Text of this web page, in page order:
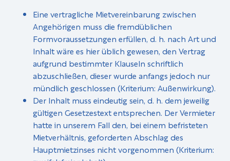
Eine vertragliche Mietvereinbarung zwischen
Angehörigen muss die fremdüblichen
Formvoraussetzungen erfüllen, d. h. nach Art und
Inhalt wäre es hier üblich gewesen, den Vertrag
aufgrund bestimmter Klauseln schriftlich
abzuschließen, dieser wurde anfangs jedoch nur
mündlich geschlossen (Kriterium: Außenwirkung).
Der Inhalt muss eindeutig sein, d. h. dem jeweilig
gültigen Gesetzestext entsprechen. Der Vermieter
hatte in unserem Fall den, bei einem befristeten
Mietverhältnis, geforderten Abschlag des
Hauptmietzinses nicht vorgenommen (Kriterium: